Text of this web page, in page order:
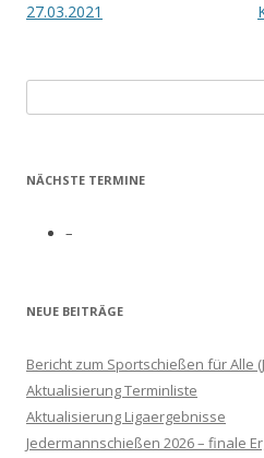
Navigation
27.03.2021
nach:
NÄCHSTE TERMINE
–
NEUE BEITRÄGE
Bericht zum Sportschießen für Alle
Aktualisierung Terminliste
Aktualisierung Ligaergebnisse
Jedermannschießen 2026 – finale